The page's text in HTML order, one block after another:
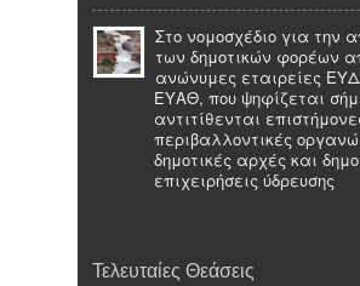
Στο νομοσχέδιο για την
των δημοτικών φορέων
ανώνυμες εταιρείες
ΕΥΑΘ, που ψηφίζεται
αντιτίθενται
περιβαλλοντικές
δημοτικές αρχές και
επιχειρήσεις ύδρευσης
Τελευταίες Θεάσεις